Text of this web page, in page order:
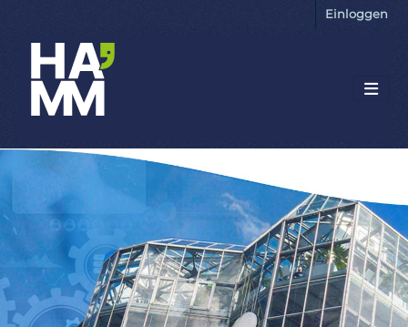
Einloggen